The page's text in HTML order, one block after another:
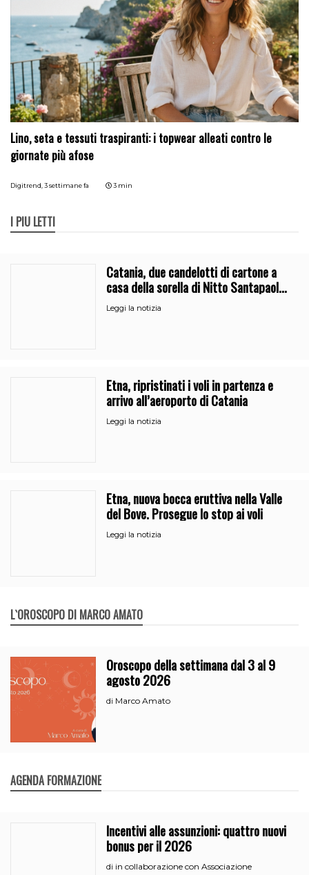
Lino, seta e tessuti traspiranti: i topwear alleati contro le
giornate più afose
Digitrend, 3 settimane fa 3 min
I PIÙ LETTI
Catania, due candelotti di cartone a
casa della sorella di Nitto Santapaola.
Le indagini
Leggi la notizia
Etna, ripristinati i voli in partenza e
arrivo all’aeroporto di Catania
Leggi la notizia
Etna, nuova bocca eruttiva nella Valle
del Bove. Prosegue lo stop ai voli
Leggi la notizia
L`OROSCOPO DI MARCO AMATO
Oroscopo della settimana dal 3 al 9
agosto 2026
di Marco Amato
AGENDA FORMAZIONE
Incentivi alle assunzioni: quattro nuovi
bonus per il 2026
di in collaborazione con Associazione